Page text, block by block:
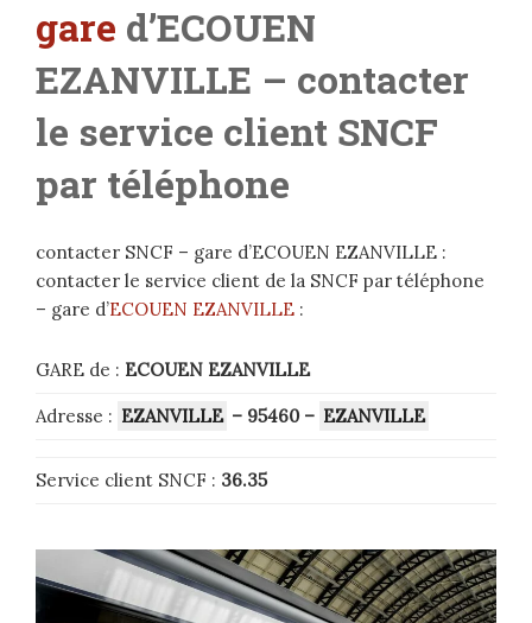
gare d’ECOUEN
EZANVILLE – contacter
le service client SNCF
par téléphone
contacter SNCF – gare d’ECOUEN EZANVILLE :
contacter le service client de la SNCF par téléphone
– gare d’ECOUEN EZANVILLE :
GARE de : ECOUEN EZANVILLE
Adresse : EZANVILLE – 95460 – EZANVILLE
Service client SNCF : 36.35